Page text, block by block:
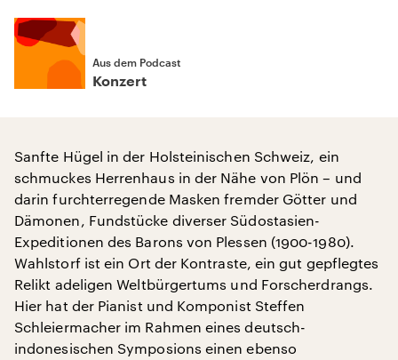
Aus dem Podcast
Konzert
Sanfte Hügel in der Holsteinischen Schweiz, ein
schmuckes Herrenhaus in der Nähe von Plön – und
darin furchterregende Masken fremder Götter und
Dämonen, Fundstücke diverser Südostasien-
Expeditionen des Barons von Plessen (1900-1980).
Wahlstorf ist ein Ort der Kontraste, ein gut gepflegtes
Relikt adeligen Weltbürgertums und Forscherdrangs.
Hier hat der Pianist und Komponist Steffen
Schleiermacher im Rahmen eines deutsch-
indonesischen Symposions einen ebenso